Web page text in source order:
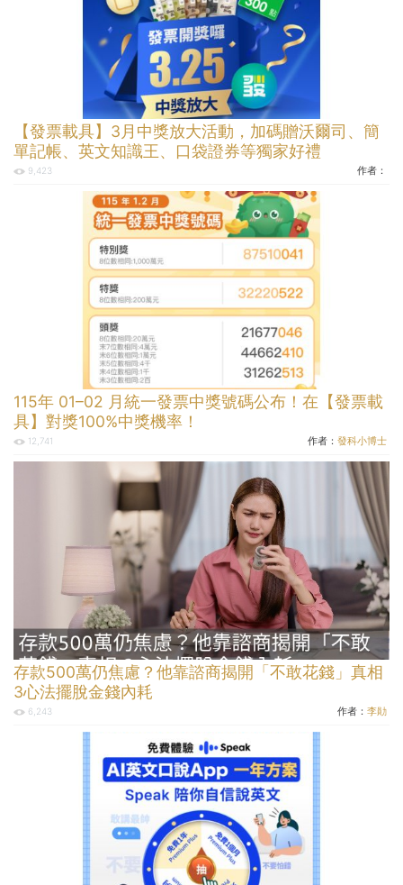
【發票載具】3月中獎放大活動，加碼贈沃爾司、簡
單記帳、英文知識王、口袋證券等獨家好禮
9,423 作者：
115年 01–02 月統一發票中獎號碼公布！在【發票載
具】對獎100%中獎機率！
12,741 作者： 發科小博士
存款500萬仍焦慮？他靠諮商揭開「不敢花錢」真相
3心法擺脫金錢內耗
6,243 作者： 李勛